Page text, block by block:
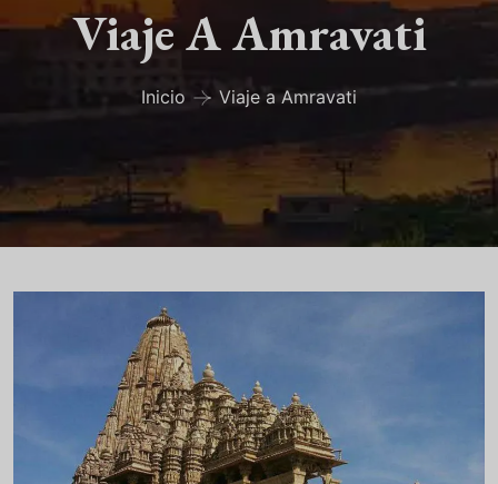
Viaje A Amravati
Inicio Viaje a Amravati